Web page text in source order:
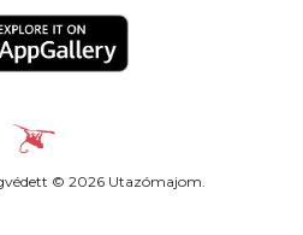
© 2026 Utazómajom.